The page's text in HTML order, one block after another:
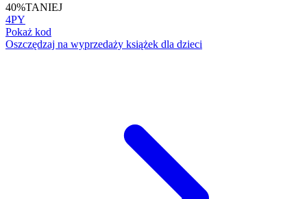
40%TANIEJ
4PY
Pokaż kod
Oszczędzaj na wyprzedaży książek dla dzieci